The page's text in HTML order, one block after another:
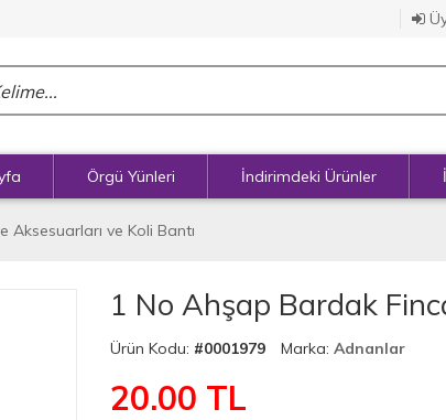
Örgü Yünleri İndirimdeki Ürünler
Aksesuarları ve Koli Bantı
1 No Ahşap Bardak
Ürün Kodu: #0001979 Marka:Adnanlar
20.00 TL